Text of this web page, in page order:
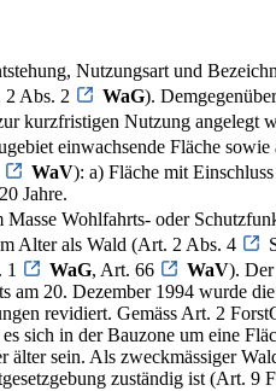
Nutzungsart und
2 Abs. 2
WaG).
kurzfristigen Nutzung angelegt
einwachsende Fläche
WaV): a) Fläche mit
Jahre.
Wohlfahrts- oder
Alter als Wald (Art. 2 Abs. 4
1
WaG, Art. 66 WaV). Der
am 20. Dezember 1994 wurde
revidiert. Gemäss Art. 2
sich in der Bauzone um eine
älter sein. Als zweckmässiger
zuständig ist (Art.